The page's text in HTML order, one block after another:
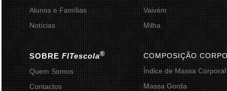
Alunos e Famílias
Notícias
SOBRE FITescola®
Quem Somos
Contactos
Vaivém
Milha
COMPOSIÇÃO
Índice de Massa Corporal
Massa Gorda